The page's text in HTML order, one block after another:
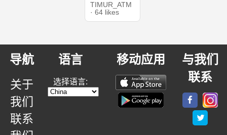
TIMUR_ATM
· 64 likes
导航
关于
我们
联系
语言
选择语言:
移动应用
与我们
联系